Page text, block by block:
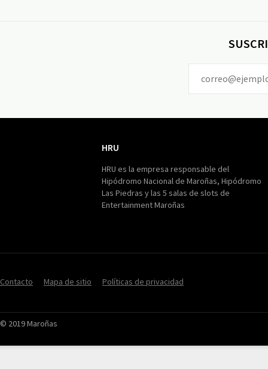
HRU
HRU es la empresa responsable del
Hipódromo Nacional de Maroñas, Hipódromo
Las Piedras y las 5 salas de slots de
Entertainment Maroñas
Contacto Mapa de sitio Políticas de privacidad
© 2019 Maroñas